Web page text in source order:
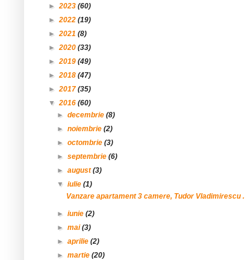
►2023 (60)
►2022 (19)
►2021 (8)
►2020 (33)
►2019 (49)
►2018 (47)
►2017 (35)
▼2016 (60)
►decembrie(8)
►noiembrie(2)
►octombrie(3)
►septembrie(6)
►august(3)
▼iulie(1)
Vanzare apartament 3 camere, Tudor Vladimirescu .
►iunie(2)
►mai(3)
►aprilie(2)
►martie(20)